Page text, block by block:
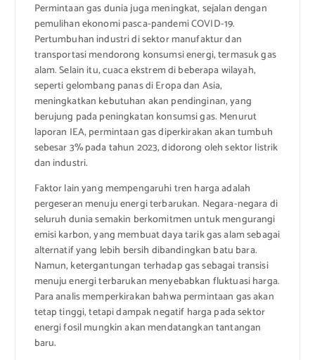
Permintaan gas dunia juga meningkat, sejalan dengan
pemulihan ekonomi pasca-pandemi COVID-19.
Pertumbuhan industri di sektor manufaktur dan
transportasi mendorong konsumsi energi, termasuk gas
alam. Selain itu, cuaca ekstrem di beberapa wilayah,
seperti gelombang panas di Eropa dan Asia,
meningkatkan kebutuhan akan pendinginan, yang
berujung pada peningkatan konsumsi gas. Menurut
laporan IEA, permintaan gas diperkirakan akan tumbuh
sebesar 3% pada tahun 2023, didorong oleh sektor listrik
dan industri.
Faktor lain yang mempengaruhi tren harga adalah
pergeseran menuju energi terbarukan. Negara-negara di
seluruh dunia semakin berkomitmen untuk mengurangi
emisi karbon, yang membuat daya tarik gas alam sebagai
alternatif yang lebih bersih dibandingkan batu bara.
Namun, ketergantungan terhadap gas sebagai transisi
menuju energi terbarukan menyebabkan fluktuasi harga.
Para analis memperkirakan bahwa permintaan gas akan
tetap tinggi, tetapi dampak negatif harga pada sektor
energi fosil mungkin akan mendatangkan tantangan
baru.